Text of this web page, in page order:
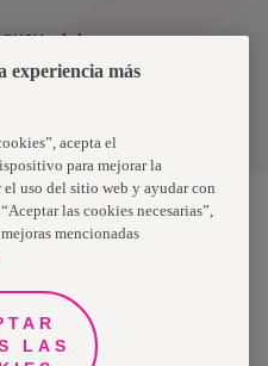
de datos
compañía global líder en
de personas, en todo el
bienestar en beneficio de
clientes y la sociedad en
150 países bajo las
Tork, así como otras marcas
experiencia más
acepta el
para mejorar la
uso del sitio web y ayudar con
las cookies necesarias”,
mencionadas
LAS